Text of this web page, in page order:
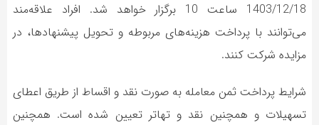
1403/12/18 ساعت 10 برگزار خواهد شد. افراد علاقه‌مند
می‌توانند با پرداخت هزینه‌های مربوطه و تحویل پیشنهادها، در
مزایده شرکت کنند.
شرایط پرداخت ثمن معامله به صورت نقد و اقساط از طریق اعطای
تسهیلات و همچنین نقد و تهاتر تعیین شده است. همچنین